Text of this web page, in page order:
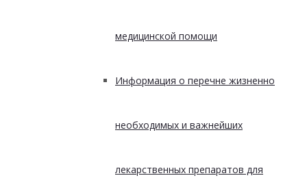
медицинской помощи
Информация о перечне жизненно
необходимых и важнейших
лекарственных препаратов для